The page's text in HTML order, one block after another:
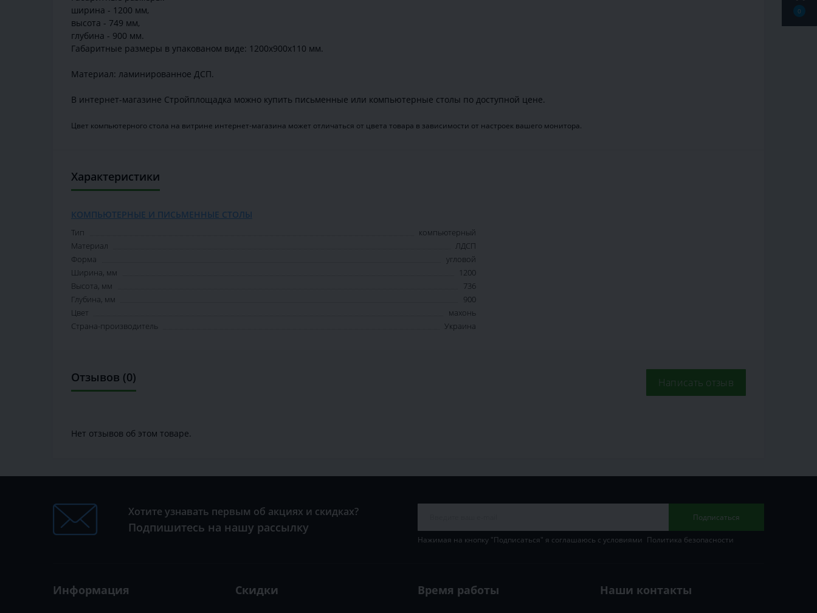
0
ширина - 1200 мм,
высота - 749 мм,
глубина - 900 мм.
Габаритные размеры в упакованом виде: 1200х900х110 мм.
Материал: ламинированное ДСП.
В интернет-магазине Стройплощадка можно купить письменные или компьютерные столы по доступной цене.
Цвет компьютерного стола на витрине интернет-магазина может отличаться от цвета товара в зависимости от настроек вашего монитора.
Характеристики
КОМПЬЮТЕРНЫЕ И ПИСЬМЕННЫЕ СТОЛЫ
Тип
компьютерный
Материал
ЛДСП
Форма
угловой
Ширина, мм
1200
Высота, мм
736
Глубина, мм
900
Цвет
махонь
Страна-производитель
Украина
Отзывов (0) Написать отзыв
Нет отзывов об этом товаре.
Хотите узнавать первым об акциях и скидках?
Подпишитесь на нашу рассылку
Подписаться
Нажимая на кнопку "Подписаться" я соглашаюсь с условиями Политика безопасности
Информация Скидки Время работы Наши контакты